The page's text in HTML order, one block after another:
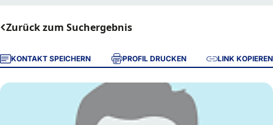
Zurück zum Suchergebnis
KONTAKT SPEICHERN PROFIL DRUCKEN LINK KOPIEREN